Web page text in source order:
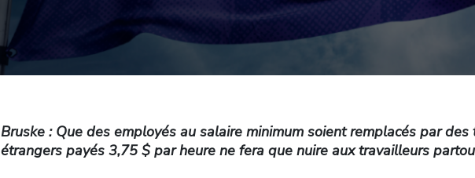
Bruske : Que des employés au salaire minimum soient remplacés par des
étrangers payés 3,75 $ par heure ne fera que nuire aux travailleurs